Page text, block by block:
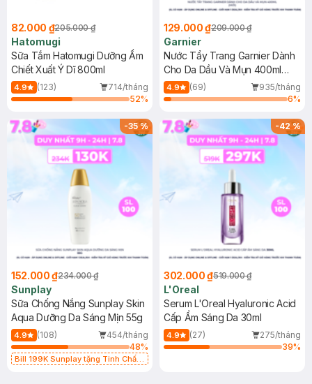
82.000 ₫205.000 ₫
Hatomugi
Sữa Tắm Hatomugi Dưỡng Ẩm
Chiết Xuất Ý Dĩ 800ml
4.9 (123)
714/tháng
52%
129.000 ₫209.000 ₫
Garnier
Nước Tẩy Trang Garnier Dành
Cho Da Dầu Và Mụn 400ml
(Mới)
4.9 (69)
935/tháng
6%
-35%
152.000 ₫234.000 ₫
Sunplay
Sữa Chống Nắng Sunplay Skin
Aqua Dưỡng Da Sáng Mịn 55g
4.9 (108)
454/tháng
48%
Bill 199K Sunplay tặng Tinh Chất
-42%
302.000 ₫519.000 ₫
L'Oreal
Serum L'Oreal Hyaluronic Acid
Cấp Ẩm Sáng Da 30ml
4.9 (27)
275/tháng
39%